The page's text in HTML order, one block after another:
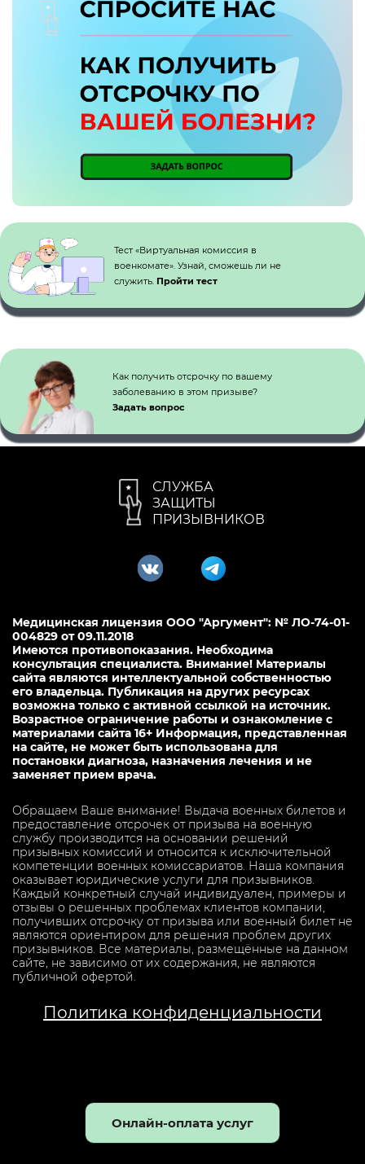
Тест «Виртуальная комиссия в
военкомате». Узнай, сможешь ли не
служить. Пройти тест
Как получить отсрочку по вашему
заболеванию в этом призыве?
Задать вопрос
СЛУЖБА
ЗАЩИТЫ
ПРИЗЫВНИКОВ
Медицинская лицензия ООО "Аргумент": № ЛО-74-01-
004829 от 09.11.2018
Имеются противопоказания. Необходима
консультация специалиста. Внимание! Материалы
сайта являются интеллектуальной собственностью
его владельца. Публикация на других ресурсах
возможна только с активной ссылкой на источник.
Возрастное ограничение работы и ознакомление с
материалами сайта 16+ Информация, представленная
на сайте, не может быть использована для
постановки диагноза, назначения лечения и не
заменяет прием врача.
Обращаем Ваше внимание! Выдача военных билетов и
предоставление отсрочек от призыва на военную
службу производится на основании решений
призывных комиссий и относится к исключительной
компетенции военных комиссариатов. Наша компания
оказывает юридические услуги для призывников.
Каждый конкретный случай индивидуален, примеры и
отзывы о решенных проблемах клиентов компании,
получивших отсрочку от призыва или военный билет не
являются ориентиром для решения проблем других
призывников. Все материалы, размещённые на данном
сайте, не зависимо от их содержания, не являются
публичной офертой.
Политика конфиденциальности
Онлайн-оплата услуг